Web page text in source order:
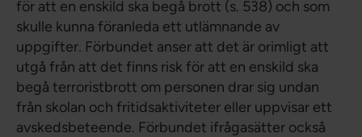
för att en enskild ska begå brott (s. 538) och som
skulle kunna föranleda ett utlämnande av
uppgifter. Förbundet anser att det är orimligt att
utgå från att det finns risk för att en enskild ska
begå terroristbrott om personen drar sig undan
från skolan och fritidsaktiviteter eller uppvisar ett
avskedsbeteende. Förbundet ifrågasätter också